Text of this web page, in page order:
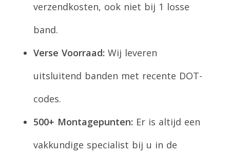
verzendkosten, ook niet bij 1 losse
band.
Verse Voorraad: Wij leveren
uitsluitend banden met recente DOT-
codes.
500+ Montagepunten: Er is altijd een
vakkundige specialist bij u in de